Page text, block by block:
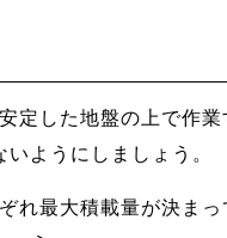
定した地盤の上で作
ようにしましょう。
れ最大積載量が決ま